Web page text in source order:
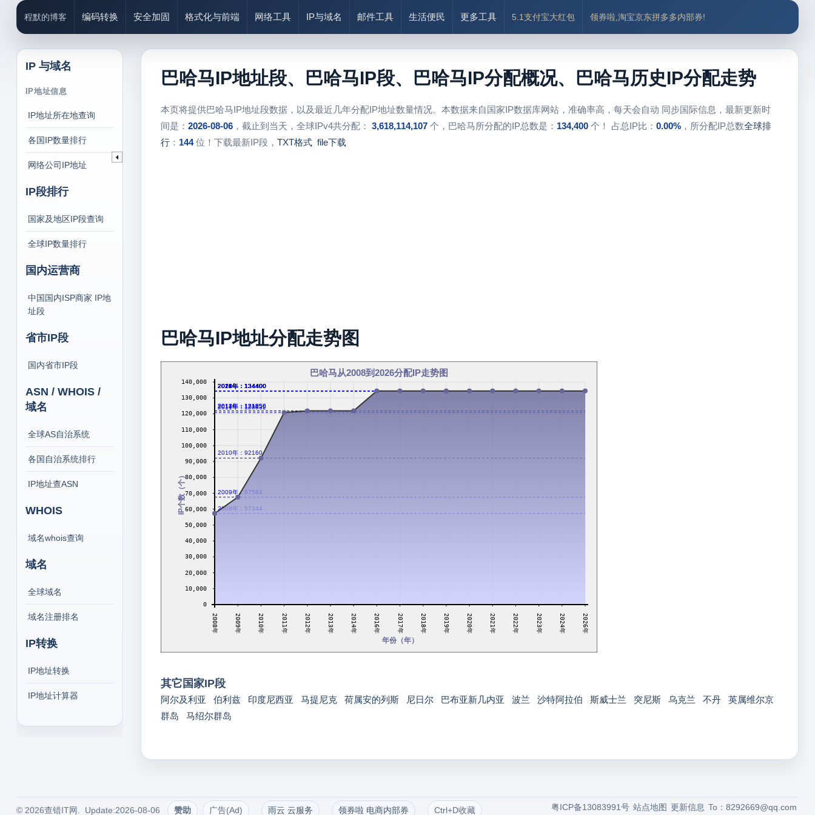
程默的博客 编码转换 安全加固 格式化与前端 网络工具 IP与域名 邮件工具 生活便民 更多工具 5.1支付宝大红包 领券啦,淘宝京东拼多多内部券!
IP 与域名
IP地址信息
IP地址所在地查询
各国IP数量排行
网络公司IP地址
IP段排行
国家及地区IP段查询
全球IP数量排行
国内运营商
中国国内ISP商家 IP地
址段
省市IP段
国内省市IP段
ASN / WHOIS /
域名
全球AS自治系统
各国自治系统排行
IP地址查ASN
WHOIS
域名whois查询
域名
全球域名
域名注册排名
IP转换
IP地址转换
IP地址计算器
巴哈马IP地址段、巴哈马IP段、巴哈马IP分配概况、巴哈马历史IP分配走势
本页将提供巴哈马IP地址段数据，以及最近几年分配IP地址数量情况。本数据来自国家IP数据库网站，准确率高，每天会自动 同步国际信息，最新更新时
间是： 2026-08-06，截止到当天，全球IPv4共分配： 3,618,114,107个，巴哈马所分配的IP总数是： 134,400个！ 占总IP比： 0.00%，所分配IP总数全球排
行： 144位！下载最新IP段， TXT格式 file下载
巴哈马IP地址分配走势图
巴哈马从2008到2026分配IP走势图
2008年：57344
2009年：67584
2010年：92160
2011年：120832
2012年：121856
2013年：121856
2014年：121856
2016年：134400
2017年：134400
2018年：134400
2019年：134400
2020年：134400
2021年：134400
2022年：134400
2023年：134400
2024年：134400
2026年：134400
0
10,000
20,000
30,000
40,000
50,000
60,000
70,000
80,000
90,000
100,000
110,000
120,000
130,000
140,000
2008年 2009年 2010年 2011年 2012年 2013年 2014年 2016年 2017年 2018年 2019年 2020年 2021年 2022年 2023年 2024年 2026年
年份（年）
IP个数（个）
其它国家IP段
阿尔及利亚 伯利兹 印度尼西亚 马提尼克 荷属安的列斯 尼日尔 巴布亚新几内亚 波兰 沙特阿拉伯 斯威士兰 突尼斯 乌克兰 不丹
英属维尔京
群岛
马绍尔群岛
© 2026查错IT网. Update:2026-08-06 赞助 广告(Ad) 雨云 云服务 领券啦 电商内部券 Ctrl+D收藏 To：8292669@qq.com
更新信息
站点地图
粤ICP备13083991号